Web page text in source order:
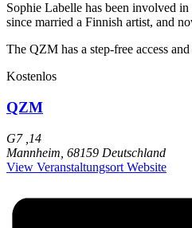
Sophie Labelle has been involved
since married a Finnish artist, and
The QZM has a step-free access
Kostenlos
QZM
G7 ,14
Mannheim 68159 Deutschland
View Veranstaltungsort Website